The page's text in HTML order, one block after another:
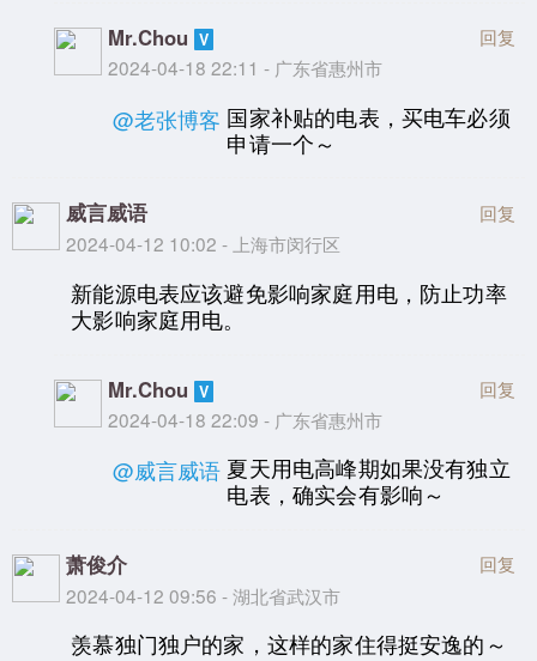
Mr.Chou
2024-04-18 22:11 - 广东省惠州市
回复
@老张博客 国家补贴的电表，买电车必须
申请一个～
威言威语
2024-04-12 10:02 - 上海市闵行区
回复
新能源电表应该避免影响家庭用电，防止功率
大影响家庭用电。
Mr.Chou
2024-04-18 22:09 - 广东省惠州市
回复
@威言威语 夏天用电高峰期如果没有独立
电表，确实会有影响～
萧俊介
2024-04-12 09:56 - 湖北省武汉市
回复
羡慕独门独户的家，这样的家住得挺安逸的～